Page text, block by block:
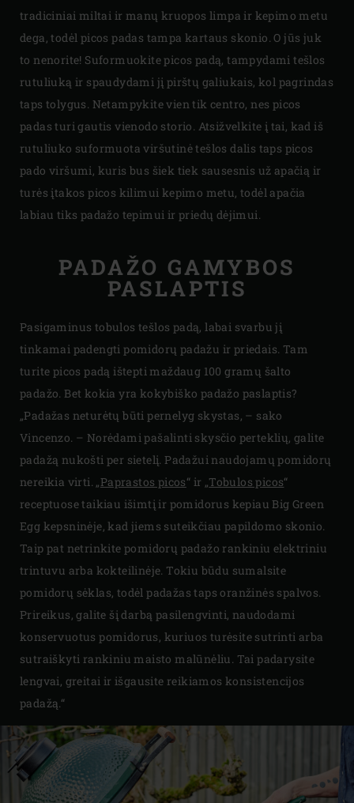
tradiciniai miltai ir manų kruopos limpa ir kepimo metu
dega, todėl picos padas tampa kartaus skonio. O jūs juk
to nenorite! Suformuokite picos padą, tampydami tešlos
rutuliuką ir spaudydami jį pirštų galiukais, kol pagrindas
taps tolygus. Netampykite vien tik centro, nes picos
padas turi gautis vienodo storio. Atsižvelkite į tai, kad iš
rutuliuko suformuota viršutinė tešlos dalis taps picos
pado viršumi, kuris bus šiek tiek sausesnis už apačią ir
turės įtakos picos kilimui kepimo metu, todėl apačia
labiau tiks padažo tepimui ir priedų dėjimui.
PADAŽO GAMYBOS
PASLAPTIS
Pasigaminus tobulos tešlos padą, labai svarbu jį
tinkamai padengti pomidorų padažu ir priedais. Tam
turite picos padą ištepti maždaug 100 gramų šalto
padažo. Bet kokia yra kokybiško padažo paslaptis?
„Padažas neturėtų būti pernelyg skystas, – sako
Vincenzo. – Norėdami pašalinti skysčio perteklių, galite
padažą nukošti per sietelį. Padažui naudojamų pomidorų
nereikia virti. „Paprastos picos“ ir „Tobulos picos“
receptuose taikiau išimtį ir pomidorus kepiau Big Green
Egg kepsninėje, kad jiems suteikčiau papildomo skonio.
Taip pat netrinkite pomidorų padažo rankiniu elektriniu
trintuvu arba kokteilinėje. Tokiu būdu sumalsite
pomidorų sėklas, todėl padažas taps oranžinės spalvos.
Prireikus, galite šį darbą pasilengvinti, naudodami
konservuotus pomidorus, kuriuos turėsite sutrinti arba
sutraiškyti rankiniu maisto malūnėliu. Tai padarysite
lengvai, greitai ir išgausite reikiamos konsistencijos
padažą.“